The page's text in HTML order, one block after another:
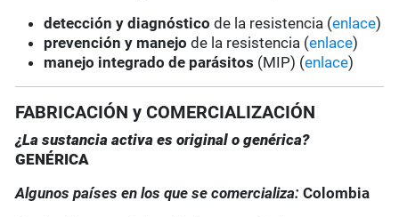
detección y diagnóstico de la resistencia (enlace)
prevención y manejo de la resistencia (enlace)
manejo integrado de parásitos (MIP) (enlace)
FABRICACIÓN y COMERCIALIZACIÓN
¿La sustancia activa es original o genérica?
GENÉRICA
Algunos países en los que se comercializa:Colombia